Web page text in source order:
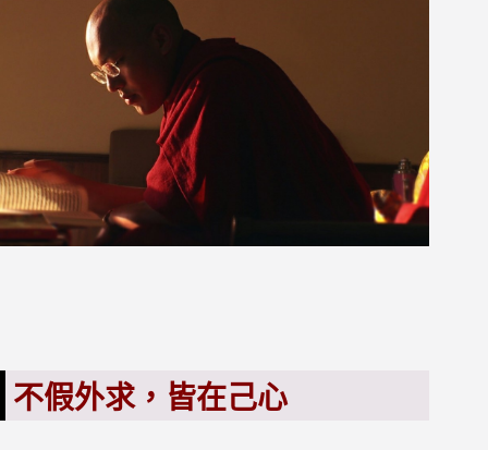
不假外求，皆在己心